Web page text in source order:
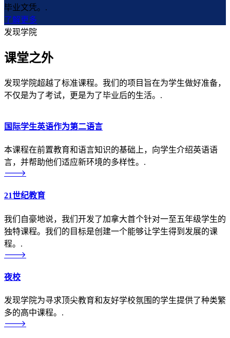
毕业文凭。.
了解更多
发现学院
课堂之外
发现学院超越了标准课程。我们的项目旨在为学生做好准备，
不仅是为了考试，更是为了毕业后的生活。.
国际学生英语作为第二语言
本课程在前置教育和语言知识的基础上，向学生介绍英语语
言，并帮助他们适应新环境的多样性。.
🡒
21世纪教育
我们自豪地说，我们开发了加拿大首个针对一至五年级学生的
独特课程。我们的目标是创建一个能够让学生得到发展的课
程。.
🡒
夜校
发现学院为寻求顶尖教育和友好学校氛围的学生提供了种类繁
多的高中课程。.
🡒